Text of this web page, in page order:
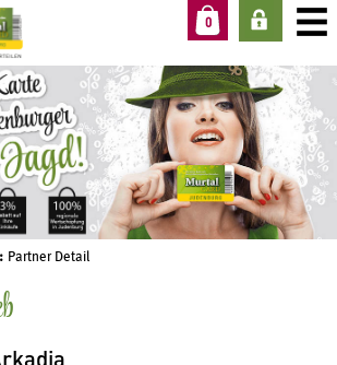
0
Partner Detail